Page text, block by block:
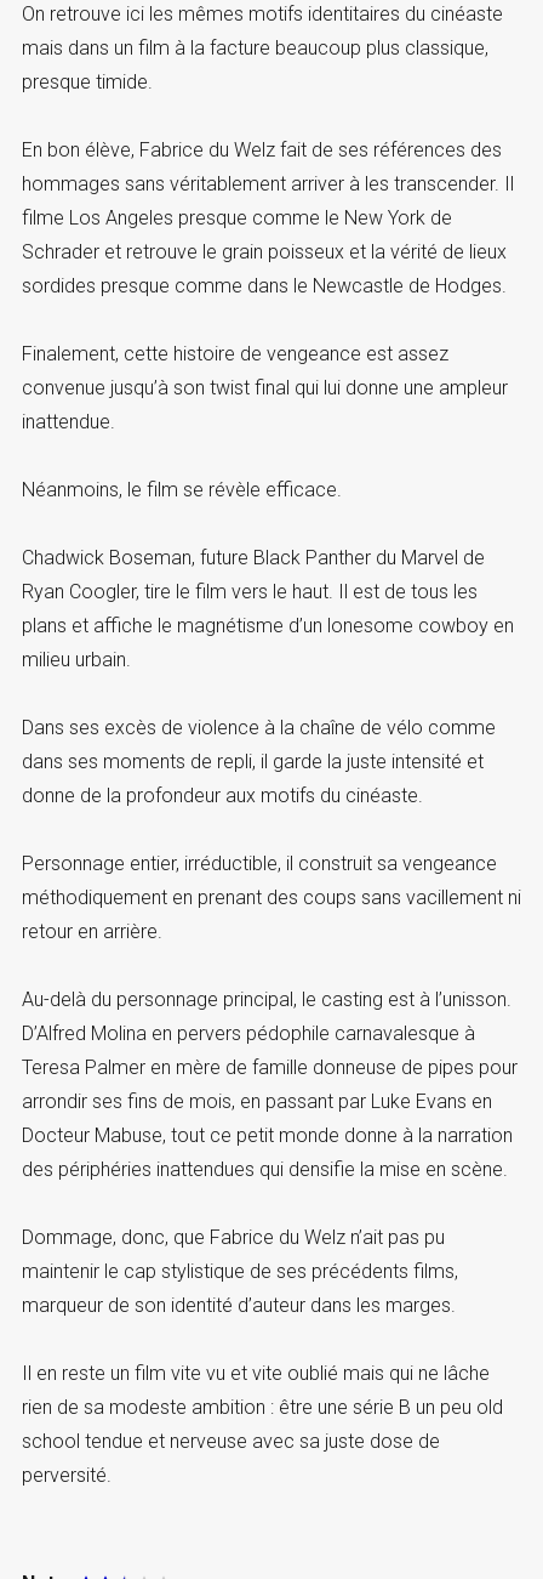
On retrouve ici les mêmes motifs identitaires du cinéaste
mais dans un film à la facture beaucoup plus classique,
presque timide.
En bon élève, Fabrice du Welz fait de ses références des
hommages sans véritablement arriver à les transcender. Il
filme Los Angeles presque comme le New York de
Schrader et retrouve le grain poisseux et la vérité de lieux
sordides presque comme dans le Newcastle de Hodges.
Finalement, cette histoire de vengeance est assez
convenue jusqu’à son twist final qui lui donne une ampleur
inattendue.
Néanmoins, le film se révèle efficace.
Chadwick Boseman, future Black Panther du Marvel de
Ryan Coogler, tire le film vers le haut. Il est de tous les
plans et affiche le magnétisme d’un lonesome cowboy en
milieu urbain.
Dans ses excès de violence à la chaîne de vélo comme
dans ses moments de repli, il garde la juste intensité et
donne de la profondeur aux motifs du cinéaste.
Personnage entier, irréductible, il construit sa vengeance
méthodiquement en prenant des coups sans vacillement ni
retour en arrière.
Au-delà du personnage principal, le casting est à l’unisson.
D’Alfred Molina en pervers pédophile carnavalesque à
Teresa Palmer en mère de famille donneuse de pipes pour
arrondir ses fins de mois, en passant par Luke Evans en
Docteur Mabuse, tout ce petit monde donne à la narration
des périphéries inattendues qui densifie la mise en scène.
Dommage, donc, que Fabrice du Welz n’ait pas pu
maintenir le cap stylistique de ses précédents films,
marqueur de son identité d’auteur dans les marges.
Il en reste un film vite vu et vite oublié mais qui ne lâche
rien de sa modeste ambition : être une série B un peu old
school tendue et nerveuse avec sa juste dose de
perversité.